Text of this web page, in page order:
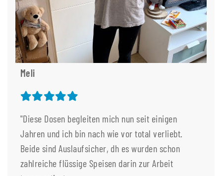
Meli
"Diese Dosen begleiten mich nun seit einigen
Jahren und ich bin nach wie vor total verliebt.
Beide sind Auslaufsicher, dh es wurden schon
zahlreiche flüssige Speisen darin zur Arbeit